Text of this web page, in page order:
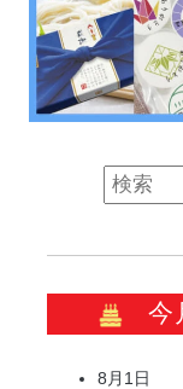
今
8月1日